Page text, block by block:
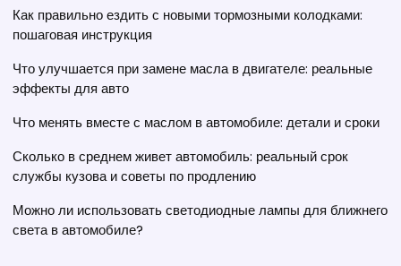
Как правильно ездить с новыми тормозными колодками:
пошаговая инструкция
Что улучшается при замене масла в двигателе: реальные
эффекты для авто
Что менять вместе с маслом в автомобиле: детали и сроки
Сколько в среднем живет автомобиль: реальный срок
службы кузова и советы по продлению
Можно ли использовать светодиодные лампы для ближнего
света в автомобиле?